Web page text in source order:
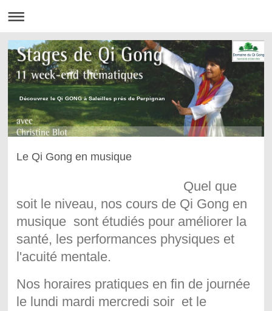
Découvrez le Qi GONG à Saleilles prés de Perpignan
Le Qi Gong en musique
Quel que
soit le niveau, nos cours de Qi Gong en
musique sont étudiés pour améliorer la
santé, les performances physiques et
l'acuité mentale.
Nos horaires pratiques en fin de journée
le lundi mardi mercredi soir et le